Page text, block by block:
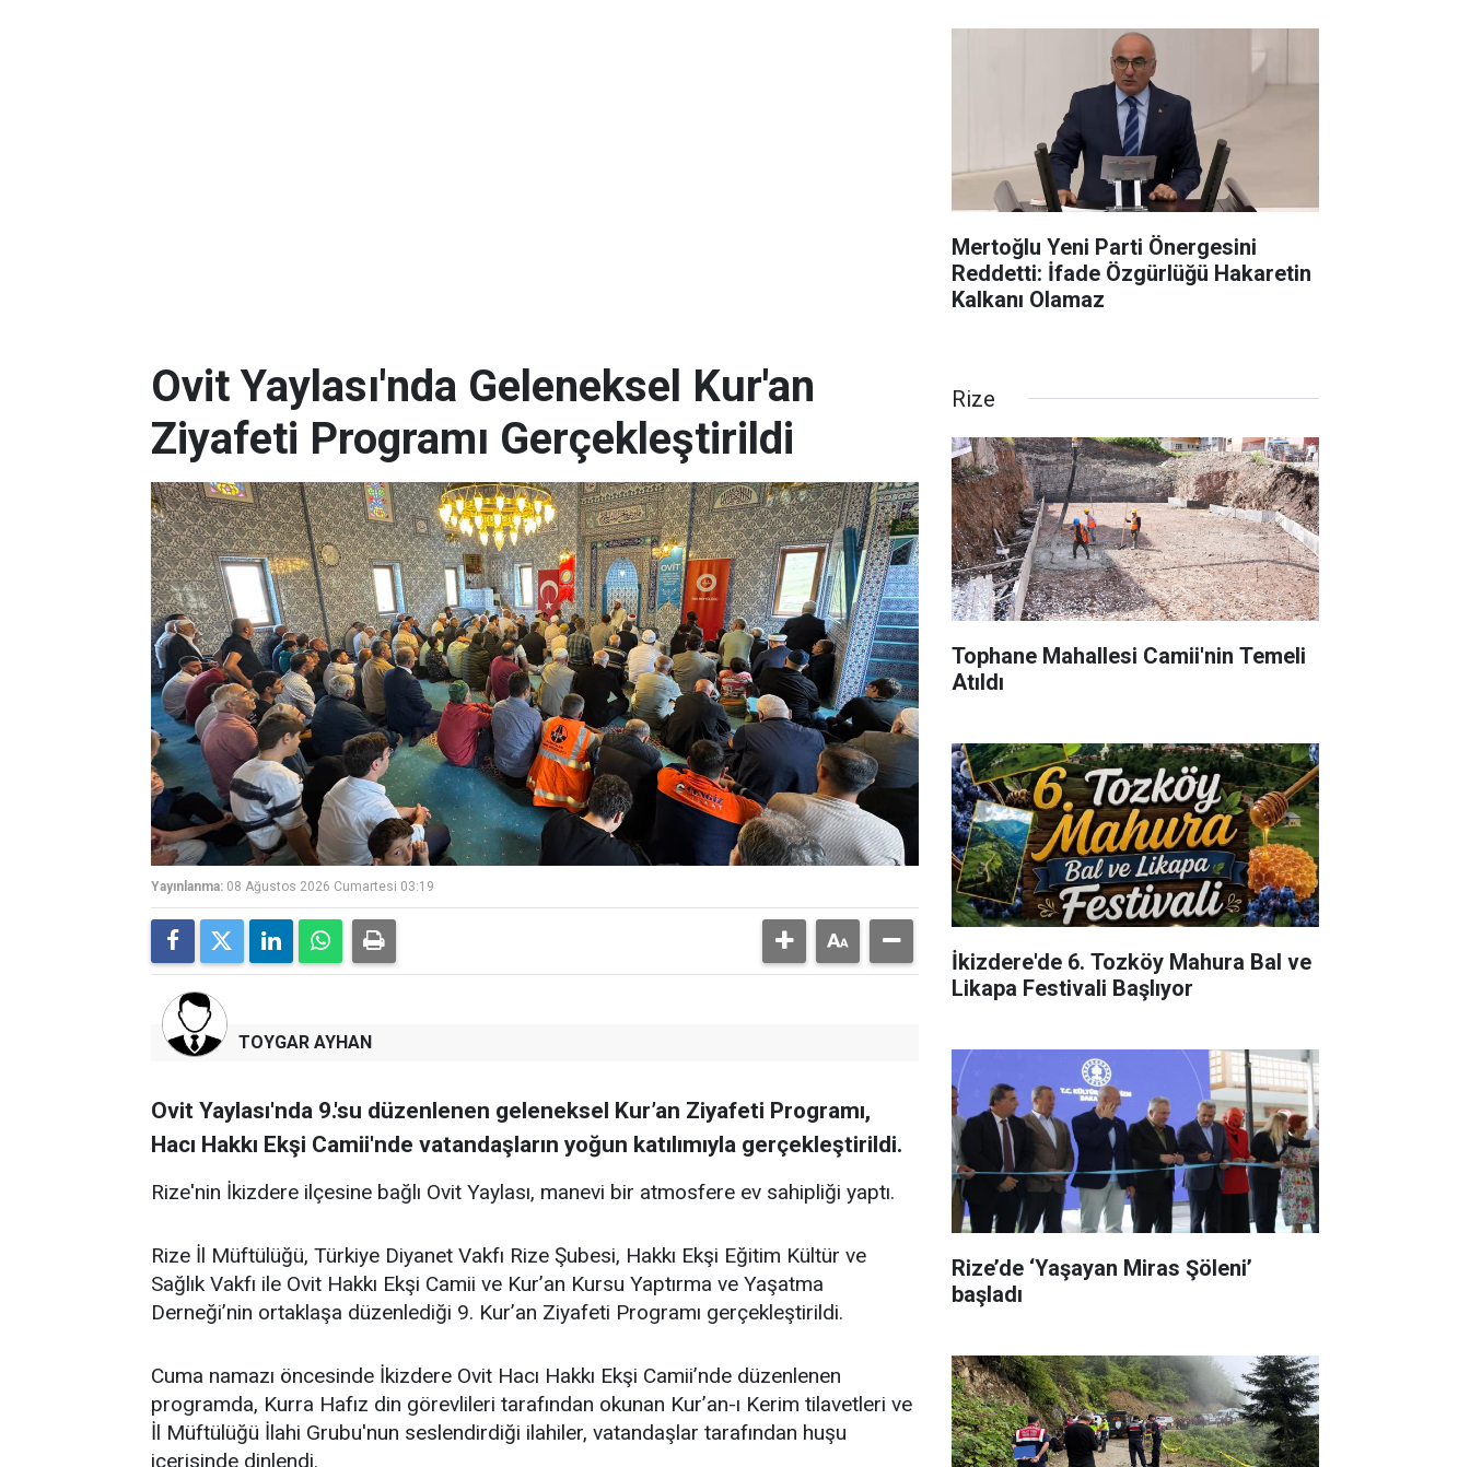
Mertoğlu Yeni Parti Önergesini
Reddetti: İfade Özgürlüğü Hakaretin
Kalkanı Olamaz
Ovit Yaylası'nda Geleneksel Kur'an
Ziyafeti Programı Gerçekleştirildi
Yayınlanma: 08 Ağustos 2026 Cumartesi 03:19
TOYGAR AYHAN
Ovit Yaylası'nda 9.'su düzenlenen geleneksel Kur’an Ziyafeti Programı,
Hacı Hakkı Ekşi Camii'nde vatandaşların yoğun katılımıyla gerçekleştirildi.
Rize'nin İkizdere ilçesine bağlı Ovit Yaylası, manevi bir atmosfere ev sahipliği yaptı.
Rize İl Müftülüğü, Türkiye Diyanet Vakfı Rize Şubesi, Hakkı Ekşi Eğitim Kültür ve
Sağlık Vakfı ile Ovit Hakkı Ekşi Camii ve Kur’an Kursu Yaptırma ve Yaşatma
Derneği’nin ortaklaşa düzenlediği 9. Kur’an Ziyafeti Programı gerçekleştirildi.
Cuma namazı öncesinde İkizdere Ovit Hacı Hakkı Ekşi Camii’nde düzenlenen
programda, Kurra Hafız din görevlileri tarafından okunan Kur’an-ı Kerim tilavetleri ve
İl Müftülüğü İlahi Grubu'nun seslendirdiği ilahiler, vatandaşlar tarafından huşu
içerisinde dinlendi.
Rize
Tophane Mahallesi Camii'nin Temeli
Atıldı
İkizdere'de 6. Tozköy Mahura Bal ve
Likapa Festivali Başlıyor
Rize’de ‘Yaşayan Miras Şöleni’
başladı